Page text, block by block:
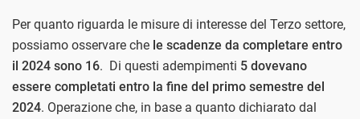
Per quanto riguarda le misure di interesse del Terzo settore,
possiamo osservare che le scadenze da completare entro
il 2024 sono 16. Di questi adempimenti 5 dovevano
essere completati entro la fine del primo semestre del
2024. Operazione che, in base a quanto dichiarato dal